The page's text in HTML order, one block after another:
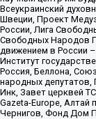
Всеукраинский
Швеции, Проект
России, Лига
Свободных Народов
движением в России
Институт
Россия, Беллона,
народных депутатов,
Инк, Завет церквей
Gazeta-Europe, Алтай
Чернигов, Фонд Дом